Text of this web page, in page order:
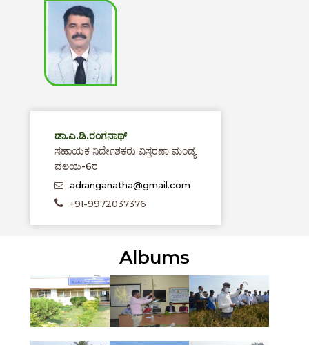
ಡಾ.ಎ.ಡಿ.ರಂಗನಾಥ್
ಸಹಾಯಕ ನಿರ್ದೇಶಕರು ವಿಸ್ತರಣಾ ಮಂಡ್ಯ
ವಲಯ-6ರ
adranganatha@gmail.com
+91-9972037376
Albums